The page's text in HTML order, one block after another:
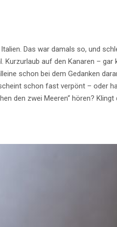
Das war damals so, und
auf den Kanaren – gar
schon bei dem Gedanken
schon fast verpönt – oder
den zwei Meeren“ hören? Klingt